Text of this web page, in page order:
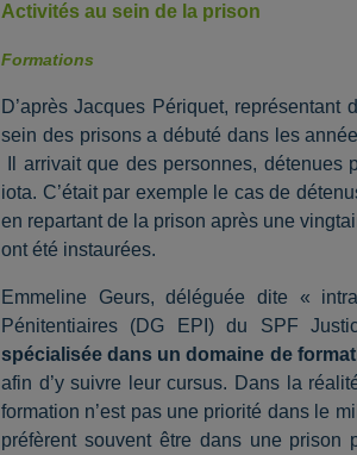
Activités au sein de la prison
Formations
D’après Jacques Périquet,
sein des prisons a débuté dans les
Il arrivait que des personnes, détenues
iota. C’était par exemple le cas de
en repartant de la prison après une
ont été instaurées.
Emmeline Geurs, déléguée dite «
Pénitentiaires (DG EPI) du SPF
spécialisée dans un domaine de
afin d’y suivre leur cursus. Dans la
formation n’est pas une priorité dans le
préfèrent souvent être dans une